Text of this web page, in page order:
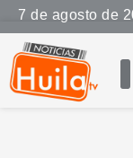
7 de agosto de